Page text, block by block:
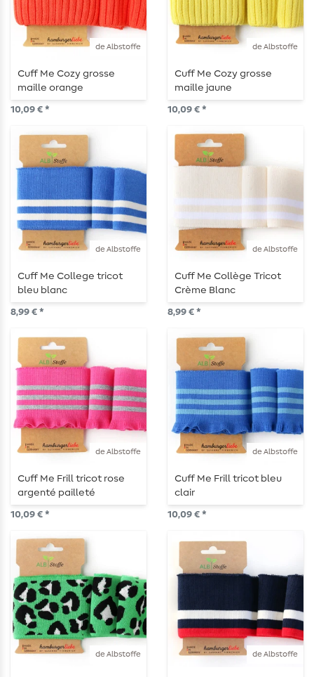
de Albstoffe
Cuff Me Cozy grosse
maille orange
10,09 € *
de Albstoffe
Cuff Me Cozy grosse
maille jaune
10,09 € *
de Albstoffe
Cuff Me College tricot
bleu blanc
8,99 € *
de Albstoffe
Cuff Me Collège Tricot
Crème Blanc
8,99 € *
de Albstoffe
Cuff Me Frill tricot rose
argenté pailleté
10,09 € *
de Albstoffe
Cuff Me Frill tricot bleu
clair
10,09 € *
de Albstoffe de Albstoffe